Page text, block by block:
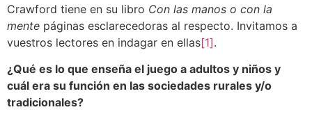
Crawford tiene en su libro Con las manos o con la
mente páginas esclarecedoras al respecto. Invitamos a
vuestros lectores en indagar en ellas[1].
¿Qué es lo que enseña el juego a adultos y niños y
cuál era su función en las sociedades rurales y/o
tradicionales?